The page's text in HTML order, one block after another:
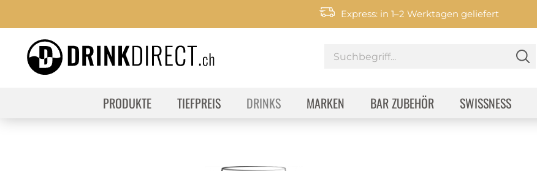
Express: in 1–2 Werktagen geliefert
PRODUKTE TIEFPREIS DRINKS MARKEN BAR ZUBEHÖR SWISSNESS